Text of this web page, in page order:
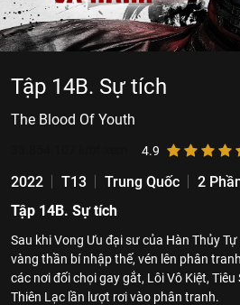
Tập 14B. Sự tích
The Blood Of Youth
4.9
2022 T13 Trung Quốc 2
Tập 14B. Sự tích
Sau khi Vong Ưu đại sư của Hàn Thủy
vàng thần bí nhập thế, vén lên phân
các nơi đối chọi gay gắt, Lôi Vô Kiệt,
Thiên Lạc lần lượt rơi vào phân tranh.